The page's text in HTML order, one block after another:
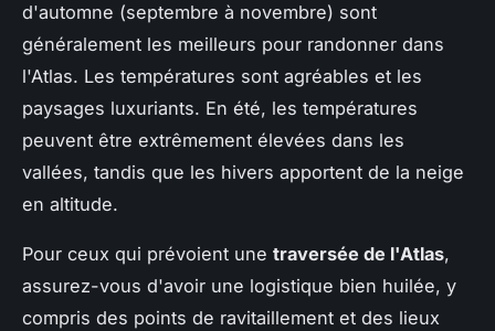
d'automne (septembre à novembre) sont
généralement les meilleurs pour randonner dans
l'Atlas. Les températures sont agréables et les
paysages luxuriants. En été, les températures
peuvent être extrêmement élevées dans les
vallées, tandis que les hivers apportent de la neige
en altitude.
Pour ceux qui prévoient une traversée de l'Atlas,
assurez-vous d'avoir une logistique bien huilée, y
compris des points de ravitaillement et des lieux